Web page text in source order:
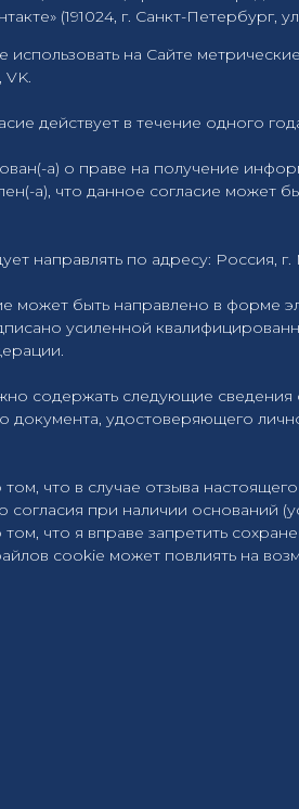
(191024, г. Санкт-Петербург,
использовать на Сайте
действует в течение одного
а) о праве на получение
а), что данное согласие
направлять по адресу: Россия, г.
может быть направлено в форме
усиленной
содержать следующие сведения
документа, удостоверяющего
что в случае отзыва
при наличии оснований
что я вправе запретить
cookie может повлиять на